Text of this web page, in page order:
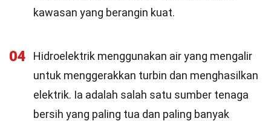
kawasan yang berangin kuat.
04
Hidroelektrik menggunakan air yang mengalir
untuk menggerakkan turbin dan menghasilkan
elektrik. Ia adalah salah satu sumber tenaga
bersih yang paling tua dan paling banyak